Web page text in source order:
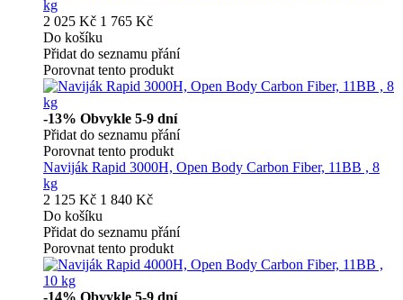
kg
2 025 Kč 1 765 Kč
Do košíku
Přidat do seznamu přání
Porovnat tento produkt
-13% Obvykle 5-9 dní
Přidat do seznamu přání
Porovnat tento produkt
Naviják Rapid 3000H, Open Body Carbon Fiber, 11BB , 8
kg
2 125 Kč 1 840 Kč
Do košíku
Přidat do seznamu přání
Porovnat tento produkt
-14% Obvykle 5-9 dní